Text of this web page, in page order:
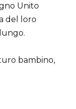
Unito
del loro
bambino,